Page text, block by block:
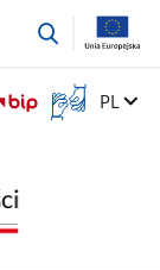
przejdź
Otwórz
okno
Zmień
PL